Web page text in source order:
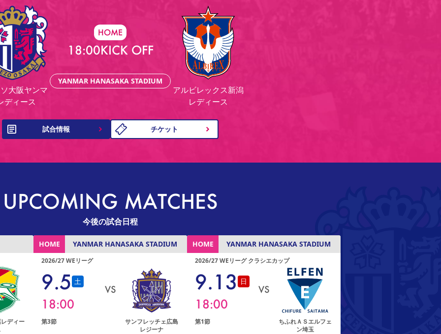
大阪ヤンマ
ディース
HOME
18:00KICK OFF
YANMAR HANASAKA STADIUM
アルビレックス新潟
レディース
試合情報 チケット
UPCOMING MATCHES
今後の試合日程
ディー
HOME YANMAR HANASAKA STADIUM
2026/27 WEリーグ
9.5 土
18:00
VS
第3節
サンフレッチェ広島
レジーナ
HOME YANMAR HANASAKA STADIUM
2026/27 WEリーグ クラシエカップ
9.13 日
18:00
VS
第1節
ちふれＡＳエルフェ
ン埼玉